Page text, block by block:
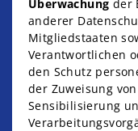
Überwachung der
anderer
Mitgliedstaaten
Verantwortlichen
den Schutz
der Zuweisung
Sensibilisierung